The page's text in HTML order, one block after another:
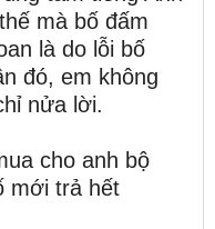
mà bố đấm
là do lỗi bố
đó, em không
nửa lời.
cho anh bộ
mới trả hết